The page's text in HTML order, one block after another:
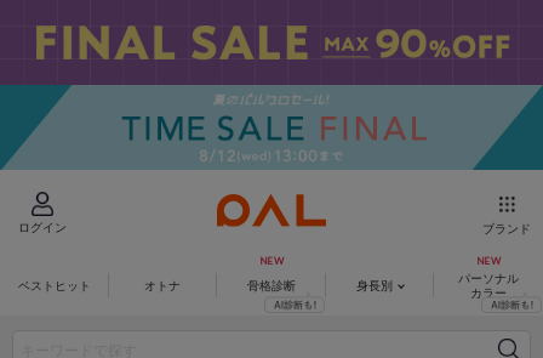
ログイン ブランド
ベストヒット オトナ 骨格診断 身長別
パーソナル
カラー